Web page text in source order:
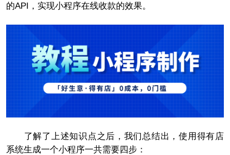
的API，实现小程序在线收款的效果。
了解了上述知识点之后，我们总结出，使用得有店
系统生成一个小程序一共需要四步：